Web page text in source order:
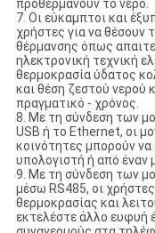
προθερμάνουν το νερό.
7. Οι εύκαμπτοι και
χρήστες για να θέσουν
θέρμανσης όπως
ηλεκτρονική τεχνική
θερμοκρασία ύδατος
και θέση ζεστού νερού
πραγματικό - χρόνος.
8. Με τη σύνδεση των
USB ή το Ethernet, οι
κοινότητες μπορούν να
υπολογιστή ή από έναν
9. Με τη σύνδεση των
μέσω RS485, οι
θερμοκρασίας και
εκτελέστε άλλο ευφυή